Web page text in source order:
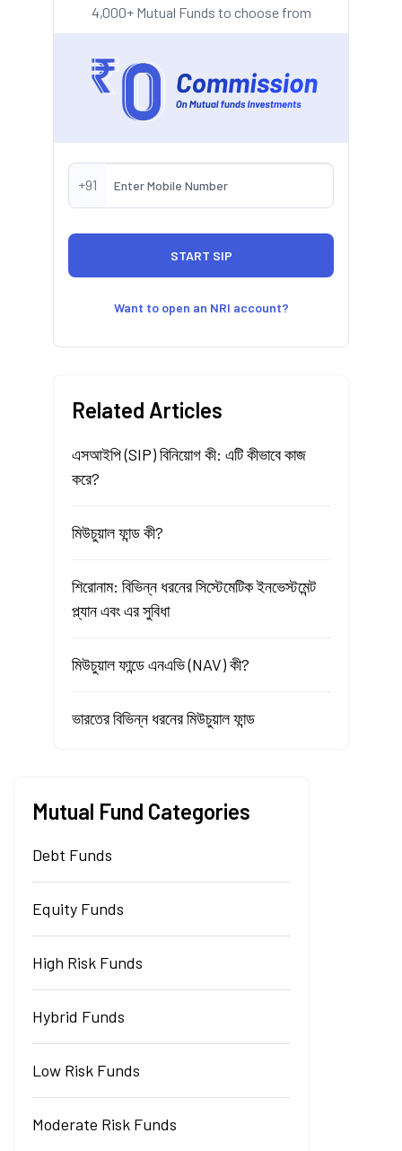
4,000+ Mutual Funds to choose from
+91
Want to open an NRI account?
Related Articles
এসআইপি (SIP) বিনিয়োগ কী: এটি কীভাবে কাজ
করে?
মিউচুয়াল ফান্ড কী?
শিরোনাম: বিভিন্ন ধরনের সিস্টেমেটিক ইনভেস্টমেন্ট
প্ল্যান এবং এর সুবিধা
মিউচুয়াল ফান্ডে এনএভি (NAV) কী?
ভারতের বিভিন্ন ধরনের মিউচুয়াল ফান্ড
Mutual Fund Categories
Debt Funds
Equity Funds
High Risk Funds
Hybrid Funds
Low Risk Funds
Moderate Risk Funds